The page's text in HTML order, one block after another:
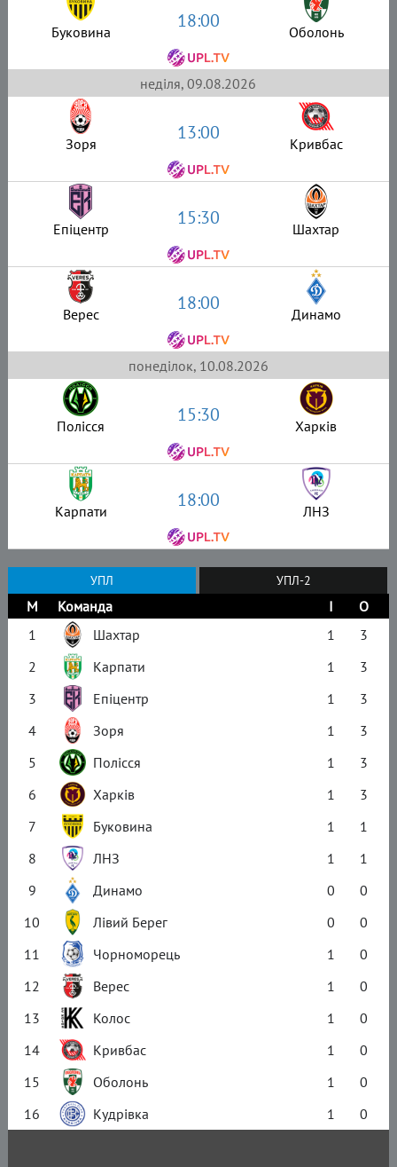
Буковина 18:00 Оболонь
неділя, 09.08.2026
Зоря 13:00 Кривбас
Епіцентр 15:30 Шахтар
Верес 18:00 Динамо
понеділок, 10.08.2026
Полісся 15:30 Харків
Карпати 18:00 ЛНЗ
УПЛ УПЛ-2
М Команда І
О
1
Шахтар 1
3
2
Карпати 1
3
3
Епіцентр 1
3
4
Зоря 1
3
5
Полісся 1
3
6
Харків 1
3
7
Буковина 1
1
8
ЛНЗ 1
1
9
Динамо 0
0
10
Лівий Берег 0
0
11
Чорноморець 1
0
12
Верес 1
0
13
Колос 1
0
14
Кривбас 1
0
15
Оболонь 1
0
16
Кудрівка 1 0